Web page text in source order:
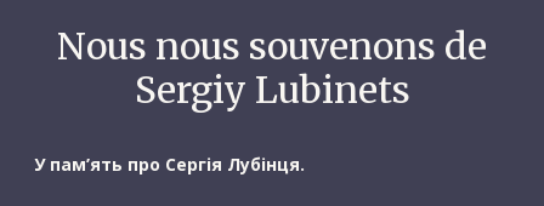
Nous nous souvenons de
Sergiy Lubinets
У пам’ять про Сергія Лубінця.